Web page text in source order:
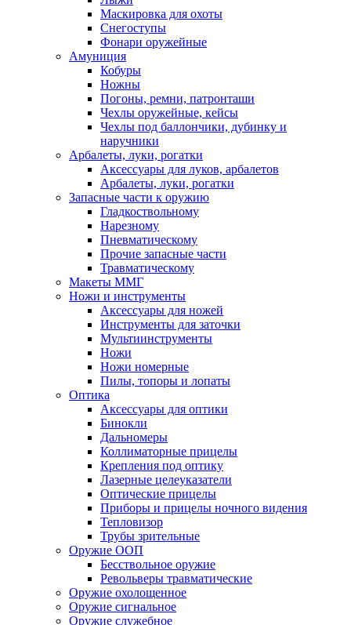
Маскировка для охоты
Снегоступы
Фонари оружейные
Амуниция
Кобуры
Ножны
Погоны, ремни, патронташи
Чехлы оружейные, кейсы
Чехлы под баллончики, дубинку и
наручники
Арбалеты, луки, рогатки
Аксессуары для луков, арбалетов
Арбалеты, луки, рогатки
Запасные части к оружию
Гладкоствольному
Нарезному
Пневматическому
Прочие запасные части
Травматическому
Макеты ММГ
Ножи и инструменты
Аксессуары для ножей
Инструменты для заточки
Мультиинструменты
Ножи
Ножи номерные
Пилы, топоры и лопаты
Оптика
Аксессуары для оптики
Бинокли
Дальномеры
Коллиматорные прицелы
Крепления под оптику
Лазерные целеуказатели
Оптические прицелы
Приборы и прицелы ночного видения
Тепловизор
Трубы зрительные
Оружие ООП
Бесствольное оружие
Револьверы травматические
Оружие охолощенное
Оружие сигнальное
Оружие служебное